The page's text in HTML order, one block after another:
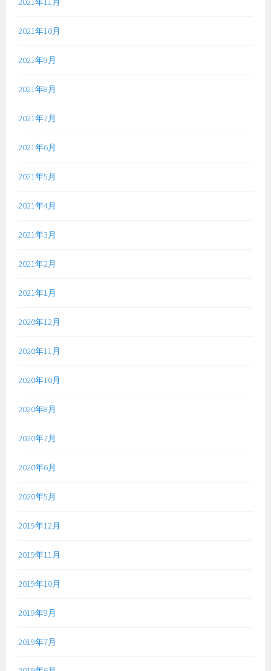
2021年10月
2021年9月
2021年8月
2021年7月
2021年6月
2021年5月
2021年4月
2021年3月
2021年2月
2021年1月
2020年12月
2020年11月
2020年10月
2020年8月
2020年7月
2020年6月
2020年5月
2019年12月
2019年11月
2019年10月
2019年9月
2019年7月